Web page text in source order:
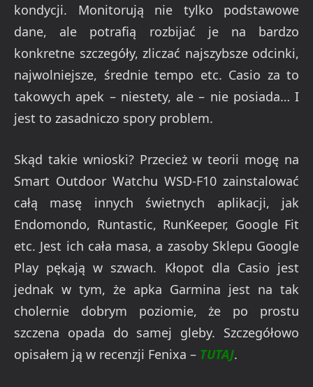
kondycji. Monitorują nie tylko podstawowe
dane, ale potrafią rozbijać je na bardzo
konkretne szczegóły, zliczać najszybsze odcinki,
najwolniejsze, średnie tempo etc. Casio za to
takowych apek – niestety, ale – nie posiada… I
jest to zasadniczo spory problem.
Skąd takie wnioski? Przecież w teorii mogę na
Smart Outdoor Watchu WSD-F10 zainstalować
całą masę innych świetnych aplikacji, jak
Endomondo, Runtastic, RunKeeper, Google Fit
etc. Jest ich cała masa, a zasoby Sklepu Google
Play pękają w szwach. Kłopot dla Casio jest
jednak w tym, że apka Garmina jest na tak
cholernie dobrym poziomie, że po prostu
szczena opada do samej gleby. Szczegółowo
opisałem ją w recenzji Fenixa – TUTAJ.